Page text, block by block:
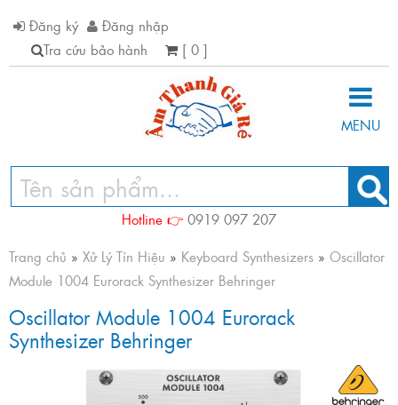
Đăng ký
Đăng nhập
Tra cứu bảo hành
[ 0 ]
MENU
Hotline 👉 0919 097 207
Trang chủ » Xử Lý Tín Hiệu » Keyboard Synthesizers » Oscillator
Module 1004 Eurorack Synthesizer Behringer
Oscillator Module 1004 Eurorack
Synthesizer Behringer